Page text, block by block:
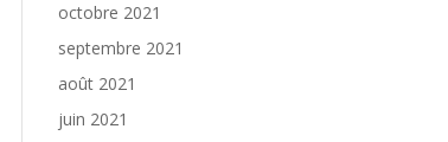
octobre 2021
septembre 2021
août 2021
juin 2021